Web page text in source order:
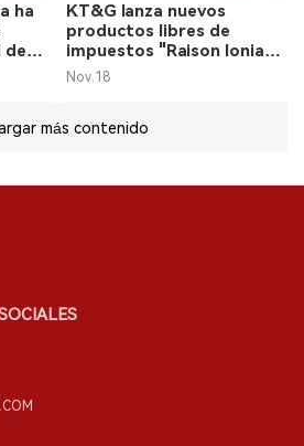
ha
de
KT&G lanza nuevos
productos libres de
impuestos "Raison Ionia"
el 18 de noviembre.
Nov.18
más contenido